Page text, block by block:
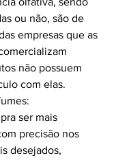
ou não, são de
empresas que as
não possuem
com elas.
ser mais
precisão nos
desejados,